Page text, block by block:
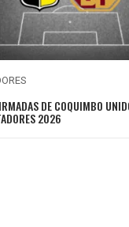
DE COQUIMBO
2026